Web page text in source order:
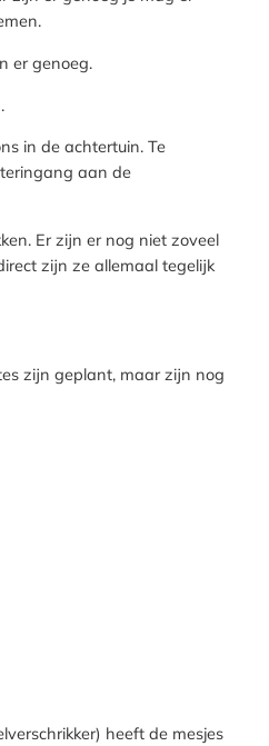
er genoeg.
in de achtertuin. Te
aan de
Er zijn er nog niet zoveel
zijn ze allemaal tegelijk
zijn geplant, maar zijn nog
heeft de mesjes